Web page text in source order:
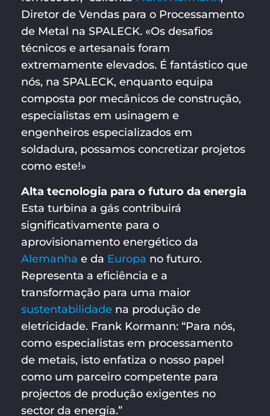
Diretor de Vendas para o Processamento
de Metal na SPALECK. «Os desafios
técnicos e artesanais foram
extremamente elevados. É fantástico que
nós, na SPALECK, enquanto equipa
composta por mecânicos de construção,
especialistas em usinagem e
engenheiros especializados em
soldadura, possamos concretizar projetos
como este!»
Alta tecnologia para o futuro da energia
Esta turbina a gás contribuirá
significativamente para o
aprovisionamento energético da
Alemanha e da Europa no futuro.
Representa a eficiência e a
transformação para uma maior
sustentabilidadena produção de
eletricidade. Frank Kormann: “Para nós,
como especialistas em processamento
de metais, isto enfatiza o nosso papel
como um parceiro competente para
projectos de produção exigentes no
sector da energia.”